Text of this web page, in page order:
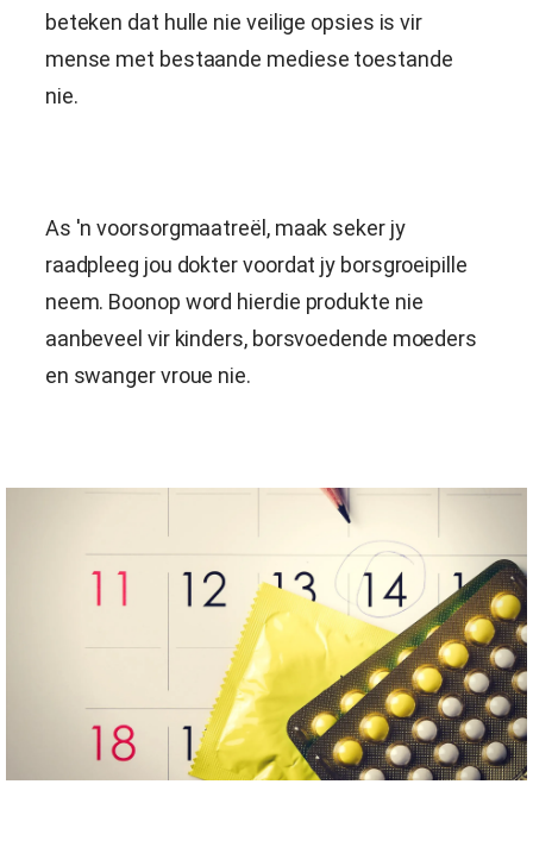
beteken dat hulle nie veilige opsies is vir
mense met bestaande mediese toestande
nie.
As 'n voorsorgmaatreël, maak seker jy
raadpleeg jou dokter voordat jy borsgroeipille
neem. Boonop word hierdie produkte nie
aanbeveel vir kinders, borsvoedende moeders
en swanger vroue nie.